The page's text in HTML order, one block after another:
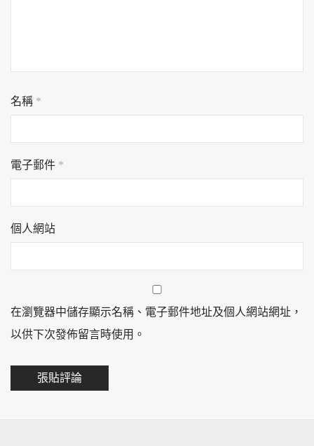
名稱 *
電子郵件 *
個人網站
在瀏覽器中儲存顯示名稱、電子郵件地址及個人網站網址，
以供下次發佈留言時使用。